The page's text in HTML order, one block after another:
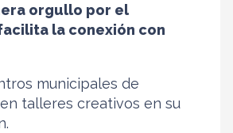
orgullo por el
la conexión con
municipales de
talleres creativos en su